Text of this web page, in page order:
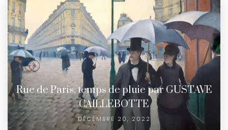
Rue de Paris, temps de pluie par GUSTAVE
CAILLEBOTTE
DÉCEMBRE 20, 2022